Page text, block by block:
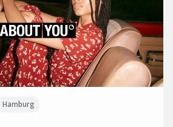
Hamburg